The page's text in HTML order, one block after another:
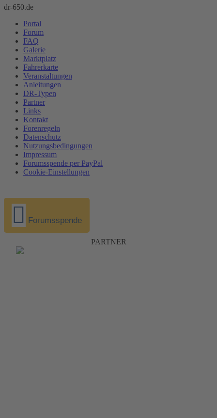
dr-650.de
Portal
Forum
FAQ
Galerie
Marktplatz
Fahrerkarte
Veranstaltungen
Anleitungen
DR-Typen
Partner
Links
Kontakt
Forenregeln
Datenschutz
Nutzungsbedingungen
Impressum
Forumsspende per PayPal
Cookie-Einstellungen
Forumsspende
PARTNER